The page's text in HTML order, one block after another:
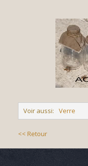
Voir aussi: Verre
<< Retour